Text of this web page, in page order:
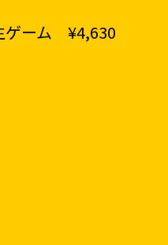
ゲーム ¥4,630